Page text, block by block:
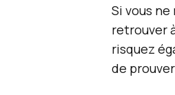
Si vous
retrouver
risquez
de